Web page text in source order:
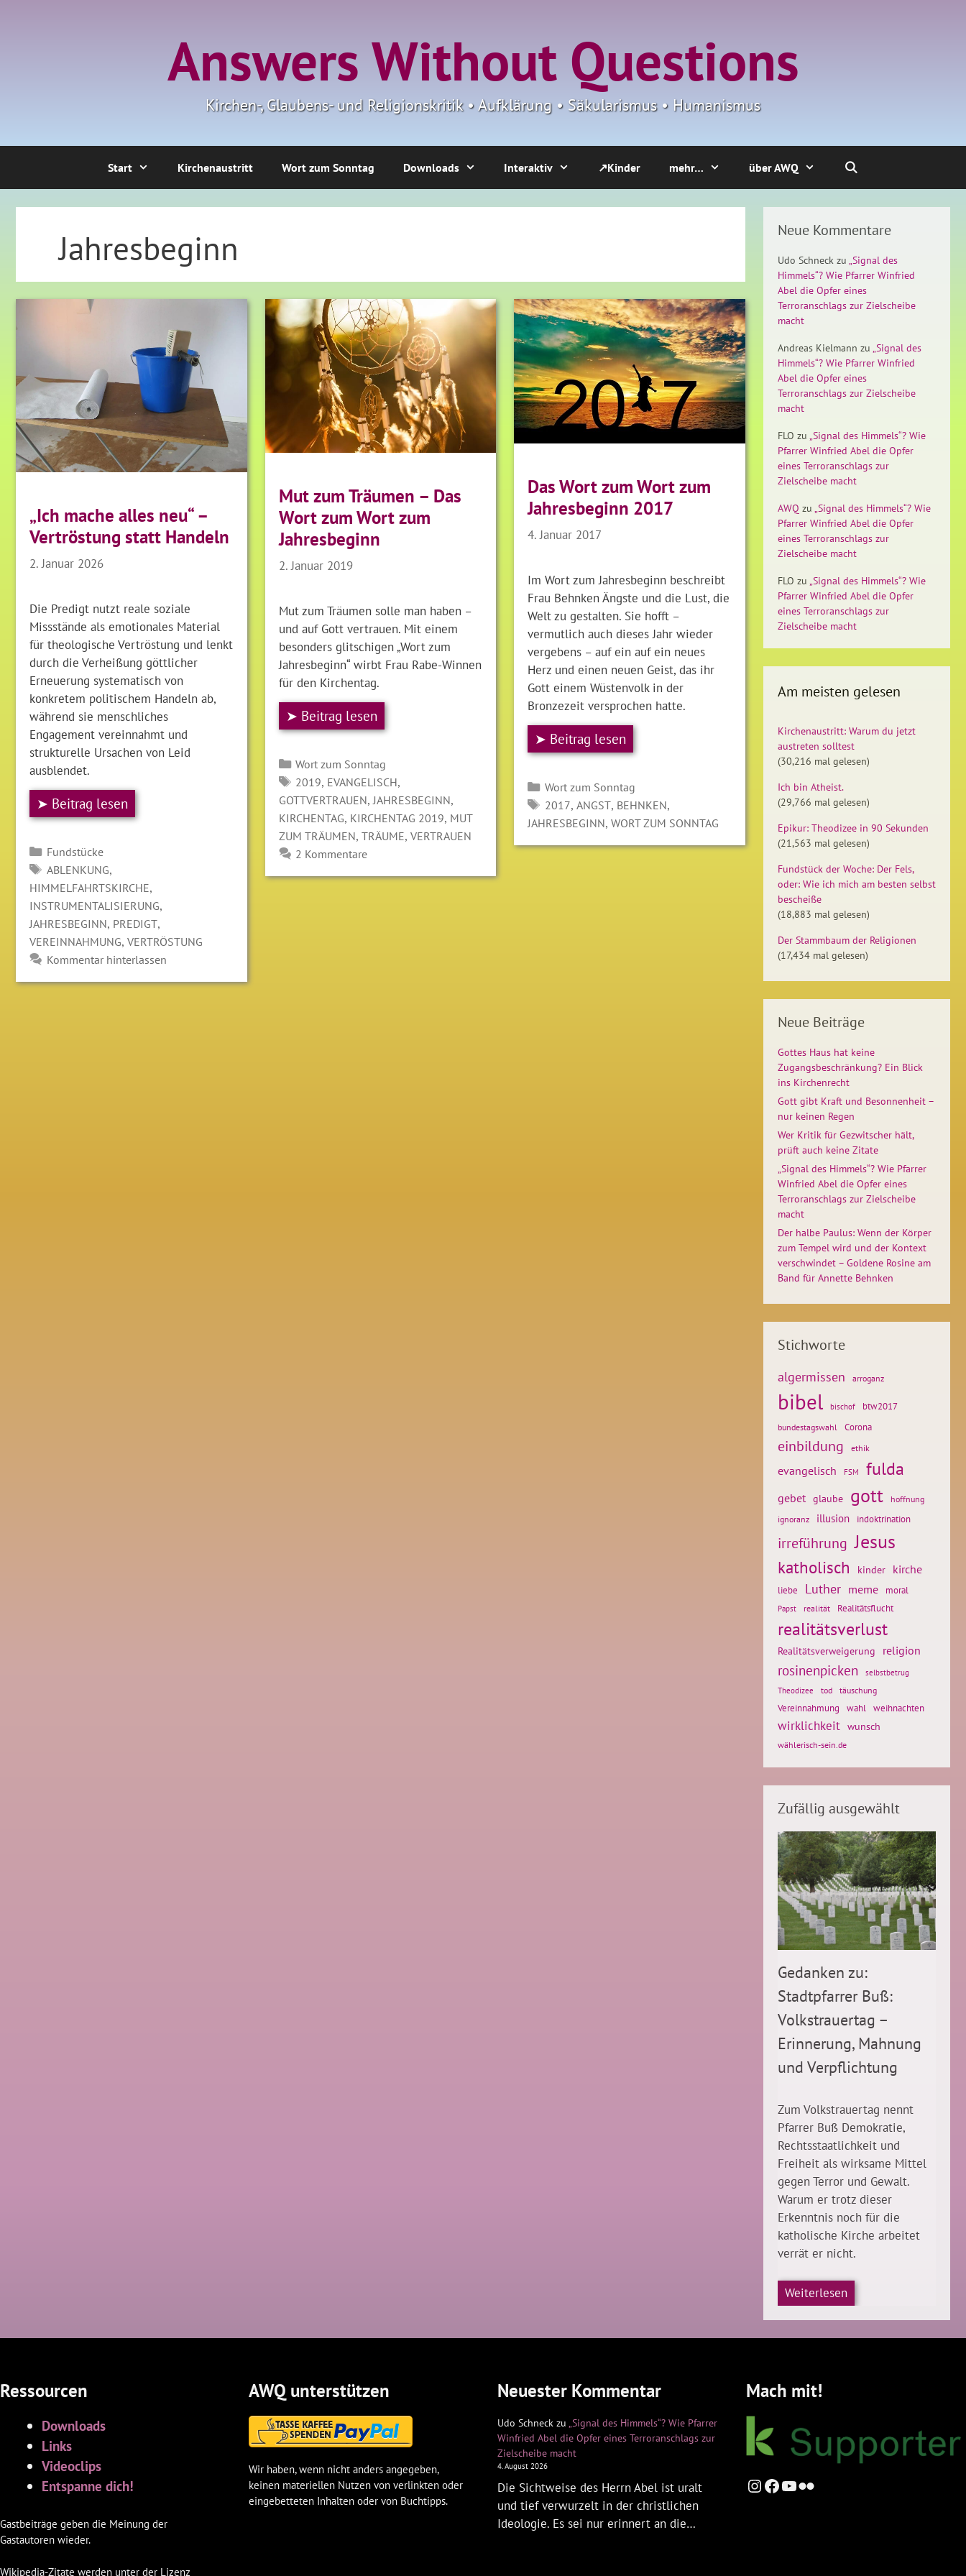
Answers Without Questions
Kirchen-, Glaubens- und Religionskritik • Aufklärung • Säkularismus • Humanismus
Start Kirchenaustritt Wort zum Sonntag Downloads Interaktiv ↗Kinder mehr… über AWQ
Jahresbeginn
„Ich mache alles neu“ –
Vertröstung statt Handeln
2. Januar 2026
Die Predigt nutzt reale soziale
Missstände als emotionales Material
für theologische Vertröstung und lenkt
durch die Verheißung göttlicher
Erneuerung systematisch von
konkretem politischem Handeln ab,
während sie menschliches
Engagement vereinnahmt und
strukturelle Ursachen von Leid
ausblendet.
➤ Beitrag lesen
Kategorien
Fundstücke
SCHLAGWÖRTER
ABLENKUNG,
HIMMELFAHRTSKIRCHE,
INSTRUMENTALISIERUNG,
JAHRESBEGINN, PREDIGT,
VEREINNAHMUNG,VERTRÖSTUNG
Kommentar hinterlassen
Mut zum Träumen – Das
Wort zum Wort zum
Jahresbeginn
2. Januar 2019
Mut zum Träumen solle man haben –
und auf Gott vertrauen. Mit einem
besonders glitschigen „Wort zum
Jahresbeginn“ wirbt Frau Rabe-Winnen
für den Kirchentag.
➤ Beitrag lesen
Kategorien
Wort zum Sonntag
SCHLAGWÖRTER
2019, EVANGELISCH,
GOTTVERTRAUEN,JAHRESBEGINN,
KIRCHENTAG, KIRCHENTAG 2019, MUT
ZUM TRÄUMEN, TRÄUME, VERTRAUEN
2 Kommentare
Das Wort zum Wort zum
Jahresbeginn 2017
4. Januar 2017
Im Wort zum Jahresbeginn beschreibt
Frau Behnken Ängste und die Lust, die
Welt zu gestalten. Sie hofft –
vermutlich auch dieses Jahr wieder
vergebens – auf ein auf ein neues
Herz und einen neuen Geist, das ihr
Gott einem Wüstenvolk in der
Bronzezeit versprochen hatte.
➤ Beitrag lesen
Kategorien
Wort zum Sonntag
SCHLAGWÖRTER
2017, ANGST, BEHNKEN,
JAHRESBEGINN,WORT ZUM SONNTAG
Neue Kommentare
Udo Schneck zu „Signal des
Himmels“? Wie Pfarrer Winfried
Abel die Opfer eines
Terroranschlags zur Zielscheibe
macht
Andreas Kielmann zu „Signal des
Himmels“? Wie Pfarrer Winfried
Abel die Opfer eines
Terroranschlags zur Zielscheibe
macht
FLO zu „Signal des Himmels“? Wie
Pfarrer Winfried Abel die Opfer
eines Terroranschlags zur
Zielscheibe macht
AWQ zu „Signal des Himmels“? Wie
Pfarrer Winfried Abel die Opfer
eines Terroranschlags zur
Zielscheibe macht
FLO zu „Signal des Himmels“? Wie
Pfarrer Winfried Abel die Opfer
eines Terroranschlags zur
Zielscheibe macht
Am meisten gelesen
Kirchenaustritt: Warum du jetzt
austreten solltest
(30,216 mal gelesen)
Ich bin Atheist.
(29,766 mal gelesen)
Epikur: Theodizee in 90 Sekunden
(21,563 mal gelesen)
Fundstück der Woche: Der Fels,
oder: Wie ich mich am besten selbst
bescheiße
(18,883 mal gelesen)
Der Stammbaum der Religionen
(17,434 mal gelesen)
Neue Beiträge
Gottes Haus hat keine
Zugangsbeschränkung? Ein Blick
ins Kirchenrecht
Gott gibt Kraft und Besonnenheit –
nur keinen Regen
Wer Kritik für Gezwitscher hält,
prüft auch keine Zitate
„Signal des Himmels“? Wie Pfarrer
Winfried Abel die Opfer eines
Terroranschlags zur Zielscheibe
macht
Der halbe Paulus: Wenn der Körper
zum Tempel wird und der Kontext
verschwindet – Goldene Rosine am
Band für Annette Behnken
Stichworte
algermissen arroganz
bibel bischof btw2017
bundestagswahl Corona
einbildung ethik
evangelisch FSM fulda
gebet glaube gott
hoffnung
ignoranz
illusion indoktrination
irreführung Jesus
katholisch kinder kirche
liebe Luther meme moral
Papst realität Realitätsflucht
realitätsverlust
Realitätsverweigerung religion
rosinenpicken
selbstbetrug
Theodizee
tod täuschung
Vereinnahmung wahl weihnachten
wirklichkeit wunsch
wählerisch-sein.de
Zufällig ausgewählt
Gedanken zu:
Stadtpfarrer Buß:
Volkstrauertag –
Erinnerung, Mahnung
und Verpflichtung
Zum Volkstrauertag nennt
Pfarrer Buß Demokratie,
Rechtsstaatlichkeit und
Freiheit als wirksame Mittel
gegen Terror und Gewalt.
Warum er trotz dieser
Erkenntnis noch für die
katholische Kirche arbeitet
verrät er nicht.
Weiterlesen
Ressourcen
Downloads
Links
Videoclips
Entspanne dich!
Gastbeiträge geben die Meinung der
Gastautoren wieder.
Wikipedia-Zitate werden unter der Lizenz
AWQ unterstützen
Wir haben, wenn nicht anders angegeben,
keinen materiellen Nutzen von verlinkten oder
eingebetteten Inhalten oder von Buchtipps.
Neuester Kommentar
Udo Schneck zu „Signal des Himmels“? Wie Pfarrer
Winfried Abel die Opfer eines Terroranschlags zur
Zielscheibe macht
4. August 2026
Die Sichtweise des Herrn Abel ist uralt
und tief verwurzelt in der christlichen
Ideologie. Es sei nur erinnert an die…
Mach mit!
Instagram
Facebook
YouTube
Flickr